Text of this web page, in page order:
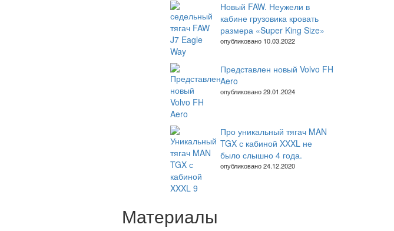
Новый FAW. Неужели в
кабине грузовика кровать
размера «Super King Size»
опубликовано 10.03.2022
Представлен новый Volvo FH
Aero
опубликовано 29.01.2024
Про уникальный тягач MAN
TGX с кабиной XXXL не
было слышно 4 года.
опубликовано 24.12.2020
Материалы